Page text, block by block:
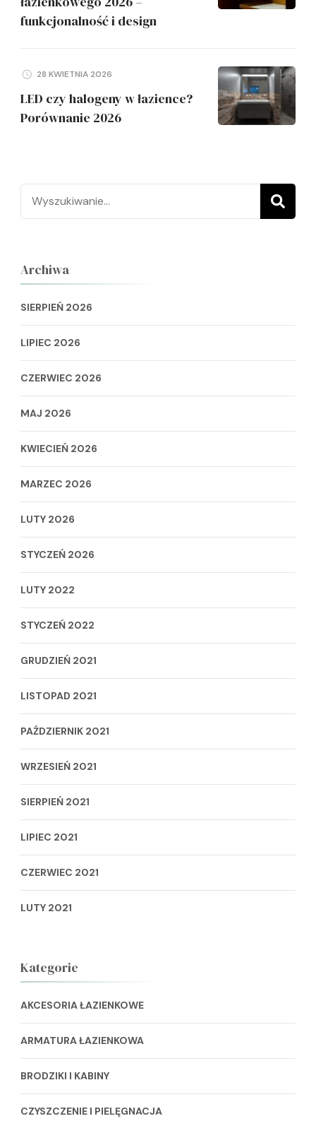
funkcjonalność i design
28 KWIETNIA 2026
LED czy halogeny w łazience?
Porównanie 2026
Szukaj:
Archiwa
SIERPIEŃ 2026
LIPIEC 2026
CZERWIEC 2026
MAJ 2026
KWIECIEŃ 2026
MARZEC 2026
LUTY 2026
STYCZEŃ 2026
LUTY 2022
STYCZEŃ 2022
GRUDZIEŃ 2021
LISTOPAD 2021
PAŹDZIERNIK 2021
WRZESIEŃ 2021
SIERPIEŃ 2021
LIPIEC 2021
CZERWIEC 2021
LUTY 2021
Kategorie
AKCESORIA ŁAZIENKOWE
ARMATURA ŁAZIENKOWA
BRODZIKI I KABINY
CZYSZCZENIE I PIELĘGNACJA